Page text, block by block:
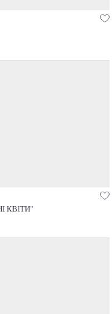
КВІТИ"